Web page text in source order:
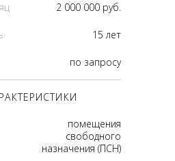
2 000 000 руб.
15 лет
по запросу
помещения
свободного
назначения (ПСН)